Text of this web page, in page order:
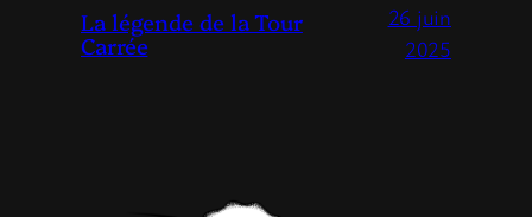
La légende de la Tour
Carrée
26 juin
2025